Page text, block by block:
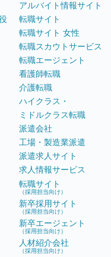
アルバイト情報サイト
転職サイト
転職サイト 女性
転職スカウトサービス
転職エージェント
看護師転職
介護転職
ハイクラス・
ミドルクラス転職
派遣会社
工場・製造業派遣
派遣求人サイト
求人情報サービス
転職サイト
（採用担当向け）
新卒採用サイト
（採用担当向け）
新卒エージェント
（採用担当向け）
人材紹介会社
（採用担当向け）